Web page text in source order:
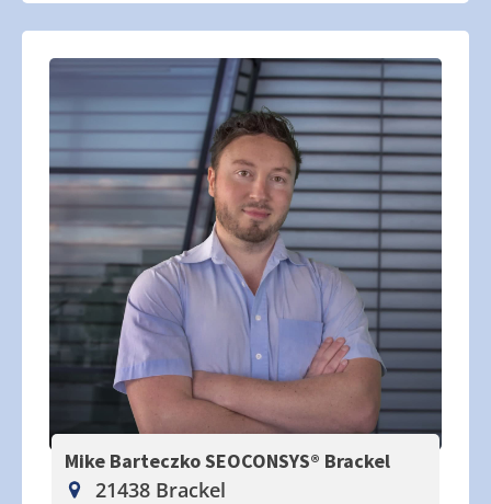
Mike Barteczko SEOCONSYS® Brackel
21438 Brackel